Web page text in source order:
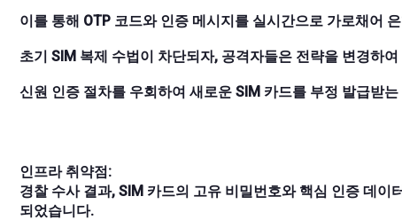
이를 통해 OTP 코드와 인증 메시지를 실시간으로 가로채어
초기 SIM 복제 수법이 차단되자, 공격자들은 전략을 변경하
신원 인증 절차를 우회하여 새로운 SIM 카드를 부정 발급받
인프라 취약점:
경찰 수사 결과, SIM 카드의 고유 비밀번호와 핵심 인증 데
되었습니다.